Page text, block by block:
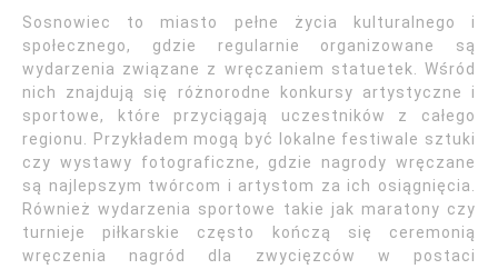
Sosnowiec to miasto pełne życia kulturalnego i
społecznego, gdzie regularnie organizowane są
wydarzenia związane z wręczaniem statuetek. Wśród
nich znajdują się różnorodne konkursy artystyczne i
sportowe, które przyciągają uczestników z całego
regionu. Przykładem mogą być lokalne festiwale sztuki
czy wystawy fotograficzne, gdzie nagrody wręczane
są najlepszym twórcom i artystom za ich osiągnięcia.
Również wydarzenia sportowe takie jak maratony czy
turnieje piłkarskie często kończą się ceremonią
wręczenia nagród dla zwycięzców w postaci